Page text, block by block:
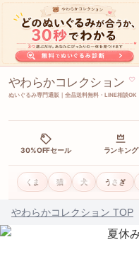
やわらかコレクション ♡
ぬいぐるみ専門通販｜全品送料無料・LINE相談OK
30%OFFセール ランキング
くま 猫 犬 うさぎ
やわらかコレクション TOP